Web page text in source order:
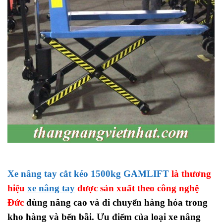
Xe nâng tay cắt kéo 1500kg GAMLIFT là thương
hiệu xe nâng tay được sản xuất theo công nghệ
Đức dùng nâng cao và di chuyển hàng hóa trong
kho hàng và bến bãi. Ưu điểm của loại xe nâng